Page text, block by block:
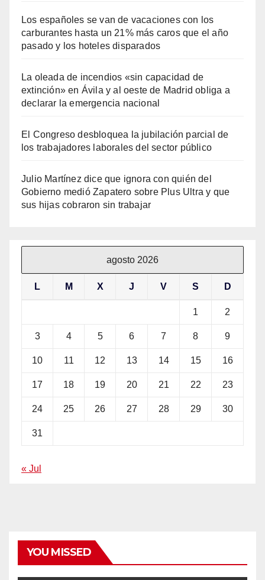
Los españoles se van de vacaciones con los
carburantes hasta un 21% más caros que el año
pasado y los hoteles disparados
La oleada de incendios «sin capacidad de
extinción» en Ávila y al oeste de Madrid obliga a
declarar la emergencia nacional
El Congreso desbloquea la jubilación parcial de
los trabajadores laborales del sector público
Julio Martínez dice que ignora con quién del
Gobierno medió Zapatero sobre Plus Ultra y que
sus hijas cobraron sin trabajar
agosto 2026
L M X J V S D
1 2
3 4 5 6 7 8 9
10 11 12 13 14 15 16
17 18 19 20 21 22 23
24 25 26 27 28 29 30
31
« Jul
YOU MISSED